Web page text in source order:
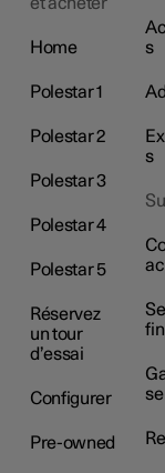
et acheter
Home
Polestar 1
Polestar 2
Polestar 3
Polestar 4
Polestar 5
Réservez
un tour
d’essai
Configurer
Pre-owned
s
s